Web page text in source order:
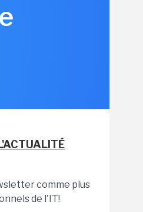
comme plus
de l'IT!